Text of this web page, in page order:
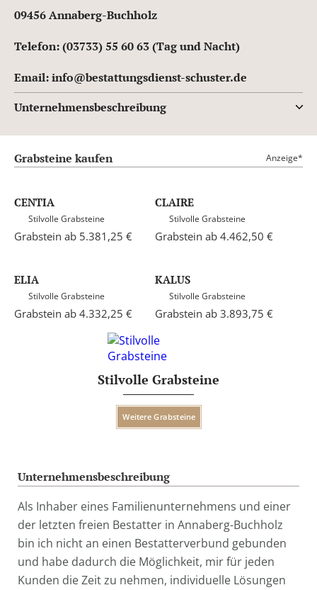
09456 Annaberg-Buchholz
Telefon: (03733) 55 60 63 (Tag und Nacht)
Email: info@bestattungsdienst-schuster.de
Unternehmensbeschreibung
Grabsteine kaufen Anzeige*
Stilvolle Grabsteine
Weitere Grabsteine
CENTIA
Stilvolle Grabsteine
Grabstein ab 5.381,25 €
CLAIRE
Stilvolle Grabsteine
Grabstein ab 4.462,50 €
ELIA
Stilvolle Grabsteine
Grabstein ab 4.332,25 €
KALUS
Stilvolle Grabsteine
Grabstein ab 3.893,75 €
Unternehmensbeschreibung
Als Inhaber eines Familienunternehmens und einer
der letzten freien Bestatter in Annaberg-Buchholz
bin ich nicht an einen Bestatterverbund gebunden
und habe dadurch die Möglichkeit, mir für jeden
Kunden die Zeit zu nehmen, individuelle Lösungen